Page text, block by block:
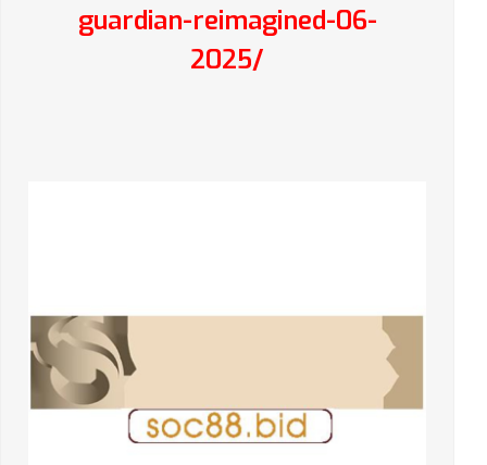
guardian-reimagined-06-
2025/